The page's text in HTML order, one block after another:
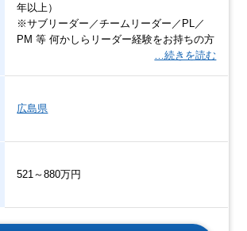
年以上）
※サブリーダー／チームリーダー／PL／
PM 等 何かしらリーダー経験をお持ちの方
…続きを読む
広島県
521～880万円